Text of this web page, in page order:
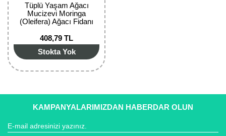
Tüplü Yaşam Ağacı
Mucizevi Moringa
(Oleifera) Ağacı Fidanı
408,79 TL
Stokta Yok
KAMPANYALARIMIZDAN HABERDAR OLUN
Kayısı Fidanı
Kestane Fidanı